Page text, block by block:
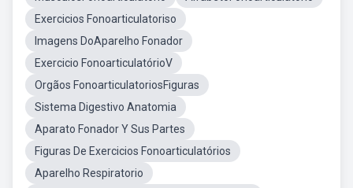
Exercicios Fonoarticulatoriso
Imagens DoAparelho Fonador
Exercicio FonoarticulatórioV
Orgãos FonoarticulatoriosFiguras
Sistema Digestivo Anatomia
Aparato Fonador Y Sus Partes
Figuras De Exercicios Fonoarticulatórios
Aparelho Respiratorio